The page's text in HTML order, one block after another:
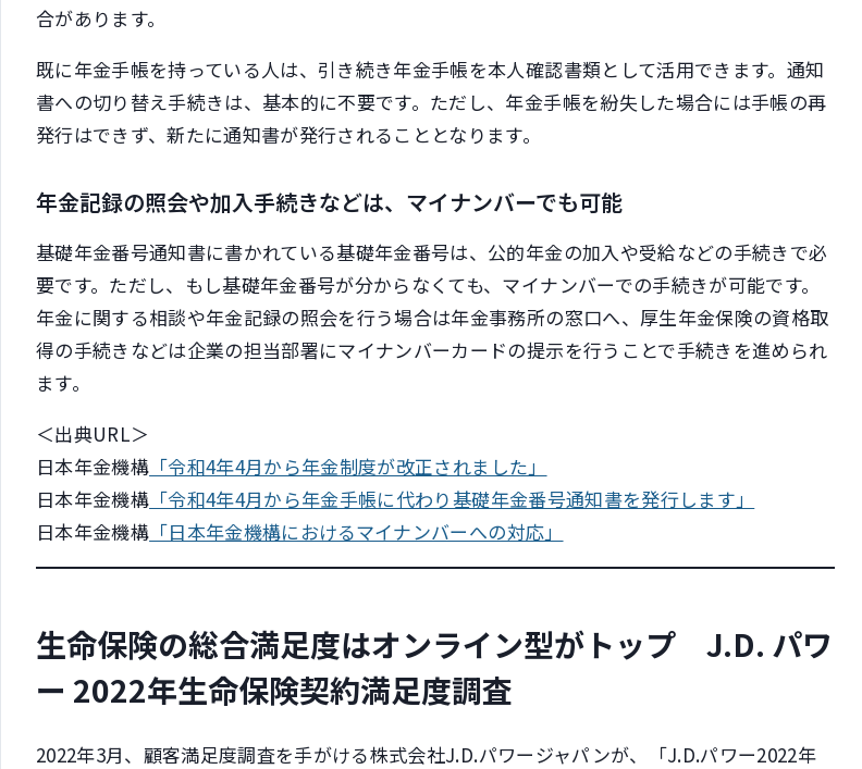
合があります。
既に年金手帳を持っている人は、引き続き年金手帳を本人確認書類として活用できます。通知
書への切り替え手続きは、基本的に不要です。ただし、年金手帳を紛失した場合には手帳の再
発行はできず、新たに通知書が発行されることとなります。
年金記録の照会や加入手続きなどは、マイナンバーでも可能
基礎年金番号通知書に書かれている基礎年金番号は、公的年金の加入や受給などの手続きで必
要です。ただし、もし基礎年金番号が分からなくても、マイナンバーでの手続きが可能です。
年金に関する相談や年金記録の照会を行う場合は年金事務所の窓口へ、厚生年金保険の資格取
得の手続きなどは企業の担当部署にマイナンバーカードの提示を行うことで手続きを進められ
ます。
＜出典URL＞
日本年金機構 「令和4年4月から年金制度が改正されました」
日本年金機構 「令和4年4月から年金手帳に代わり基礎年金番号通知書を発行します」
日本年金機構 「日本年金機構におけるマイナンバーへの対応」
生命保険の総合満足度はオンライン型がトップ J.D. パワ
ー 2022年生命保険契約満足度調査
2022年3月、顧客満足度調査を手がける株式会社J.D.パワージャパンが、「J.D.パワー2022年